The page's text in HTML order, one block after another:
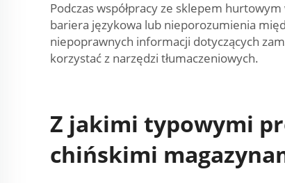
Podczas współpracy ze sklepem
bariera językowa lub nieporozumienia
niepoprawnych informacji dotyczących
korzystać z narzędzi tłumaczeniowych.
Z jakimi typowymi
chińskimi